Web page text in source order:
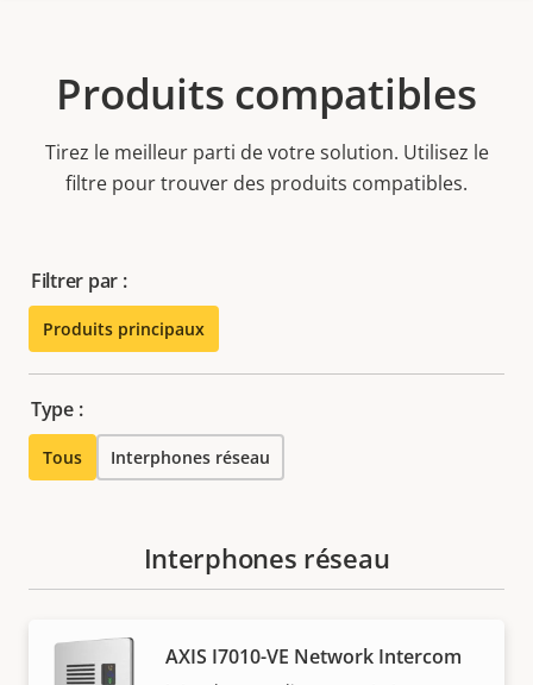
Produits compatibles
Tirez le meilleur parti de votre solution. Utilisez le
filtre pour trouver des produits compatibles.
Filtrer par :
Produits principaux
Type :
Tous Interphones réseau
Interphones réseau
AXIS I7010-VE Network Intercom